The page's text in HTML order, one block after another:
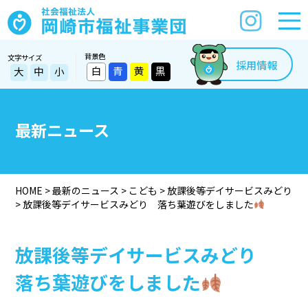
文字サイズ
大 中 小
背景色
白 青 黄 黒 採用情報
最新ニュース
HOME >最新のニュース > こども >放課後等デイサービスみどり
>放課後等デイサービスみどり 落ち葉遊びをしました
放課後等デイサービスみどり
落ち葉遊びをしました